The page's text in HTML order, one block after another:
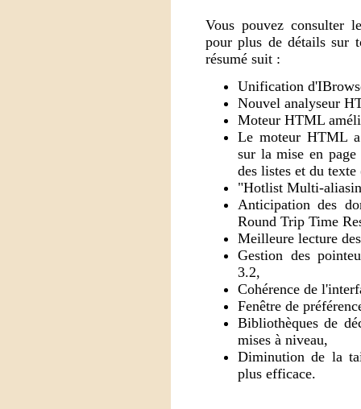
Vous pouvez consulter
pour plus de détails sur
résumé suit :
Unification
Nouvel analyseur
Moteur HTML
Le moteur HTML a
sur la mise en
des listes et du
"Hotlist Multi-
Anticipation des
Round Trip Time
Meilleure lecture
Gestion des
3.2,
Cohérence de
Fenêtre de
Bibliothèques de
mises à niveau,
Diminution de la
plus efficace.